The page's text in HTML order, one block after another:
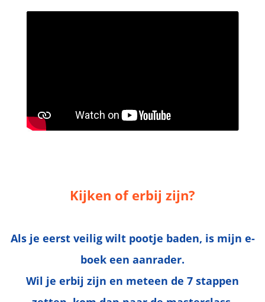
Kijken of erbij zijn?
Als je eerst veilig wilt pootje baden, is mijn e-
boek een aanrader.
Wil je erbij zijn en meteen de 7 stappen